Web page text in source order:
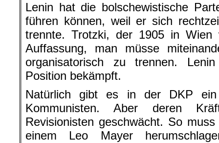
Lenin hat die bolschewistische
führen können, weil er sich
trennte. Trotzki, der 1905 in Wien
Auffassung, man müsse
organisatorisch zu trennen.
Position bekämpft.
Natürlich gibt es in der DKP ein
Kommunisten. Aber deren
Revisionisten geschwächt. So
einem Leo Mayer